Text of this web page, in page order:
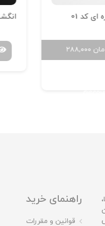
کد 01
۲۸۸,۰۰۰
راهنمای خرید
قوانین و مقررات